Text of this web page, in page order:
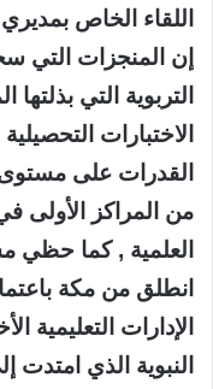
اللقاء الخاص
إن المنجزات التي
التربوية التي
الاختبارات
القدرات على
من المراكز الأولى
العلمية , كما حظي
انطلق من مكة
الإدارات
النبوية الذي امتدت